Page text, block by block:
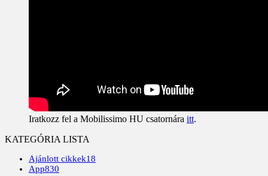
Iratkozz fel a Mobilissimo HU csatornára itt.
KATEGÓRIA LISTA
Ajánlott cikkek18
App830